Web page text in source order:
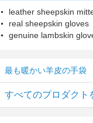
leather sheepskin
real sheepskin gloves
genuine lambskin
最も暖かい羊皮の手袋
すべてのプロダクト